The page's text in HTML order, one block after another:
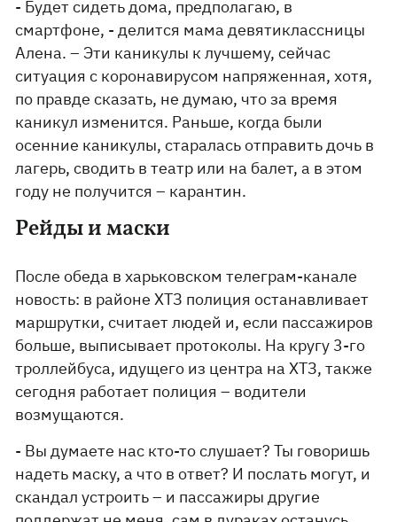
- Будет сидеть дома, предполагаю, в
смартфоне, - делится мама девятиклассницы
Алена. – Эти каникулы к лучшему, сейчас
ситуация с коронавирусом напряженная, хотя,
по правде сказать, не думаю, что за время
каникул изменится. Раньше, когда были
осенние каникулы, старалась отправить дочь в
лагерь, сводить в театр или на балет, а в этом
году не получится – карантин.
Рейды и маски
После обеда в харьковском телеграм-канале
новость: в районе ХТЗ полиция останавливает
маршрутки, считает людей и, если пассажиров
больше, выписывает протоколы. На кругу 3-го
троллейбуса, идущего из центра на ХТЗ, также
сегодня работает полиция – водители
возмущаются.
- Вы думаете нас кто-то слушает? Ты говоришь
надеть маску, а что в ответ? И послать могут, и
скандал устроить – и пассажиры другие